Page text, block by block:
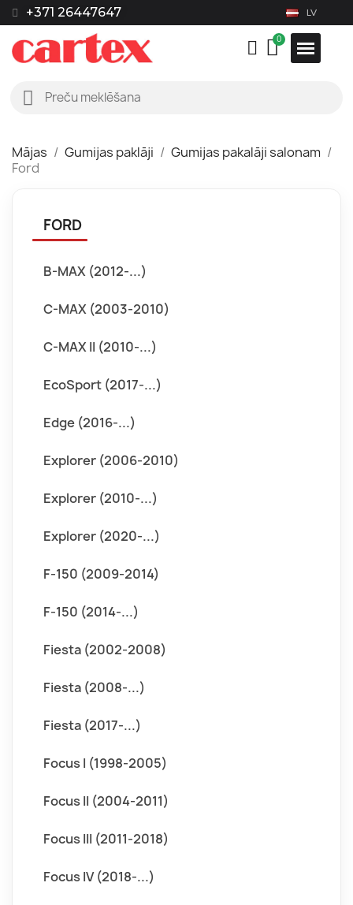
+371 26447647 LV
Mājas Gumijas paklāji
Gumijas pakalāji salonam
Ford
FORD
B-MAX (2012-...)
C-MAX (2003-2010)
C-MAX II (2010-...)
EcoSport (2017-...)
Edge (2016-...)
Explorer (2006-2010)
Explorer (2010-...)
Explorer (2020-...)
F-150 (2009-2014)
F-150 (2014-...)
Fiesta (2002-2008)
Fiesta (2008-...)
Fiesta (2017-...)
Focus I (1998-2005)
Focus II (2004-2011)
Focus III (2011-2018)
Focus IV (2018-...)